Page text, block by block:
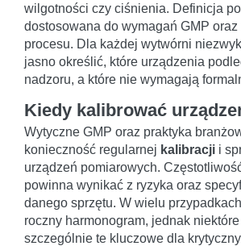
wilgotności czy ciśnienia. Definicja
dostosowana do wymagań GMP oraz
procesu. Dla każdej wytwórni
jasno określić, które urządzenia
nadzoru, a które nie wymagają
Kiedy kalibrować
Wytyczne GMP oraz praktyka
konieczność regularnej kalibracji i
urządzeń pomiarowych.
powinna wynikać z ryzyka oraz
danego sprzętu. W wielu
roczny harmonogram, jednak
szczególnie te kluczowe dla